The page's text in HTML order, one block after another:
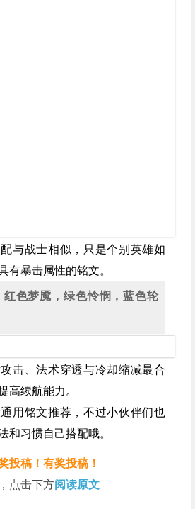
与战士相似，只是个别英雄如
有暴击属性的铭文。
红色梦魇，绿色怜悯，蓝色轮
击、法术穿透与冷却缩减最合
高续航能力。
用铭文推荐，不过小伙伴们也
和习惯自己搭配哦。
投稿！有奖投稿！
点击下方阅读原文